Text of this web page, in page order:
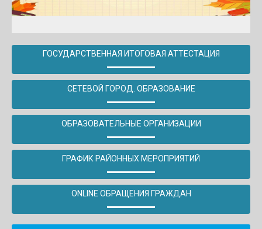
ГОСУДАРСТВЕННАЯ ИТОГОВАЯ АТТЕСТАЦИЯ
СЕТЕВОЙ ГОРОД. ОБРАЗОВАНИЕ
ОБРАЗОВАТЕЛЬНЫЕ ОРГАНИЗАЦИИ
ГРАФИК РАЙОННЫХ МЕРОПРИЯТИЙ
ONLINE ОБРАЩЕНИЯ ГРАЖДАН